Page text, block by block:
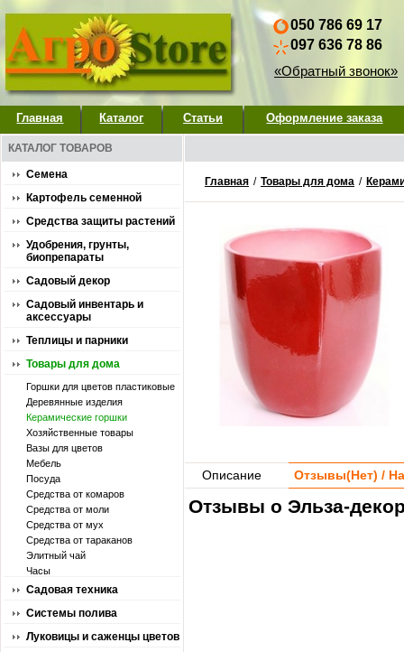
050 786 69 17
097 636 78 86
«Обратный звонок»
Главная Каталог Статьи Оформление заказа
КАТАЛОГ ТОВАРОВ
Семена
Картофель семенной
Средства защиты растений
Удобрения, грунты,
биопрепараты
Садовый декор
Садовый инвентарь и
аксессуары
Теплицы и парники
Товары для дома
Горшки для цветов пластиковые
Деревянные изделия
Керамические горшки
Хозяйственные товары
Вазы для цветов
Мебель
Посуда
Средства от комаров
Средства от моли
Средства от мух
Средства от тараканов
Элитный чай
Часы
Садовая техника
Системы полива
Луковицы и саженцы цветов
Главная / Товары для дома /
Описание Отзывы(Нет) /
Отзывы о Эльза-